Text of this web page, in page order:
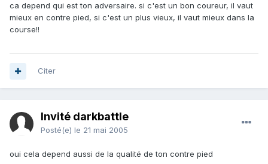
ca depend qui est ton adversaire. si c'est un bon coureur, il vaut
mieux en contre pied, si c'est un plus vieux, il vaut mieux dans la
course!!
Citer
Invité darkbattle
Posté(e) le 21 mai 2005
oui cela depend aussi de la qualité de ton contre pied